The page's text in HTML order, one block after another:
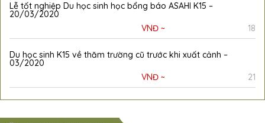
Lễ tốt nghiệp Du học sinh học bổng báo ASAHI K15 –
20/03/2020
VNĐ ~
18
Du học sinh K15 về thăm trường cũ trước khi xuất cảnh –
03/2020
VNĐ ~
21